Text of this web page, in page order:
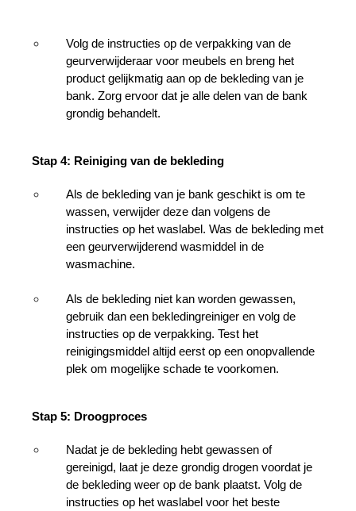
Volg de instructies op de verpakking van de
geurverwijderaar voor meubels en breng het
product gelijkmatig aan op de bekleding van je
bank. Zorg ervoor dat je alle delen van de bank
grondig behandelt.
Stap 4: Reiniging van de bekleding
Als de bekleding van je bank geschikt is om te
wassen, verwijder deze dan volgens de
instructies op het waslabel. Was de bekleding met
een geurverwijderend wasmiddel in de
wasmachine.
Als de bekleding niet kan worden gewassen,
gebruik dan een bekledingreiniger en volg de
instructies op de verpakking. Test het
reinigingsmiddel altijd eerst op een onopvallende
plek om mogelijke schade te voorkomen.
Stap 5: Droogproces
Nadat je de bekleding hebt gewassen of
gereinigd, laat je deze grondig drogen voordat je
de bekleding weer op de bank plaatst. Volg de
instructies op het waslabel voor het beste